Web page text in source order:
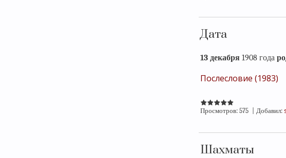
Дата
13 декабря 1908 года
Послесловие (1983)
Просмотров: 575 Добавил:
Шахматы